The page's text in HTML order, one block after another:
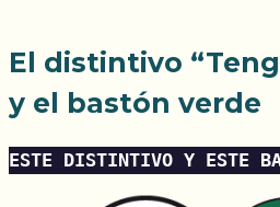
El distintivo
y el bastón verde
ESTE DISTINTIVO Y ESTE